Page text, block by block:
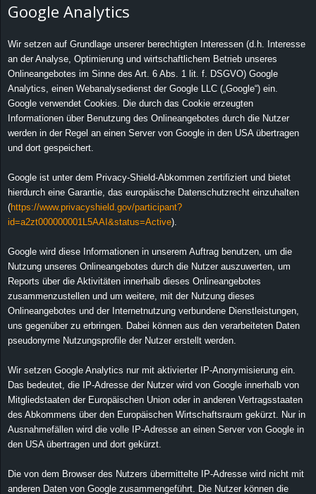
Google Analytics
Wir setzen auf Grundlage unserer berechtigten Interessen (d.h. Interesse
an der Analyse, Optimierung und wirtschaftlichem Betrieb unseres
Onlineangebotes im Sinne des Art. 6 Abs. 1 lit. f. DSGVO) Google
Analytics, einen Webanalysedienst der Google LLC („Google“) ein.
Google verwendet Cookies. Die durch das Cookie erzeugten
Informationen über Benutzung des Onlineangebotes durch die Nutzer
werden in der Regel an einen Server von Google in den USA übertragen
und dort gespeichert.
Google ist unter dem Privacy-Shield-Abkommen zertifiziert und bietet
hierdurch eine Garantie, das europäische Datenschutzrecht einzuhalten
(https://www.privacyshield.gov/participant?
id=a2zt000000001L5AAI&status=Active).
Google wird diese Informationen in unserem Auftrag benutzen, um die
Nutzung unseres Onlineangebotes durch die Nutzer auszuwerten, um
Reports über die Aktivitäten innerhalb dieses Onlineangebotes
zusammenzustellen und um weitere, mit der Nutzung dieses
Onlineangebotes und der Internetnutzung verbundene Dienstleistungen,
uns gegenüber zu erbringen. Dabei können aus den verarbeiteten Daten
pseudonyme Nutzungsprofile der Nutzer erstellt werden.
Wir setzen Google Analytics nur mit aktivierter IP-Anonymisierung ein.
Das bedeutet, die IP-Adresse der Nutzer wird von Google innerhalb von
Mitgliedstaaten der Europäischen Union oder in anderen Vertragsstaaten
des Abkommens über den Europäischen Wirtschaftsraum gekürzt. Nur in
Ausnahmefällen wird die volle IP-Adresse an einen Server von Google in
den USA übertragen und dort gekürzt.
Die von dem Browser des Nutzers übermittelte IP-Adresse wird nicht mit
anderen Daten von Google zusammengeführt. Die Nutzer können die